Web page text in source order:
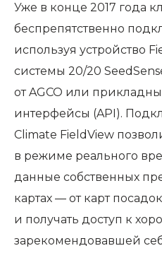
Уже в конце 2017 года
беспрепятственно
используя устройство
системы 20/20
от AGCO или
интерфейсы (API).
Climate FieldView
в режиме реального
данные собственных
картах — от карт
и получать доступ к
зарекомендовавшей